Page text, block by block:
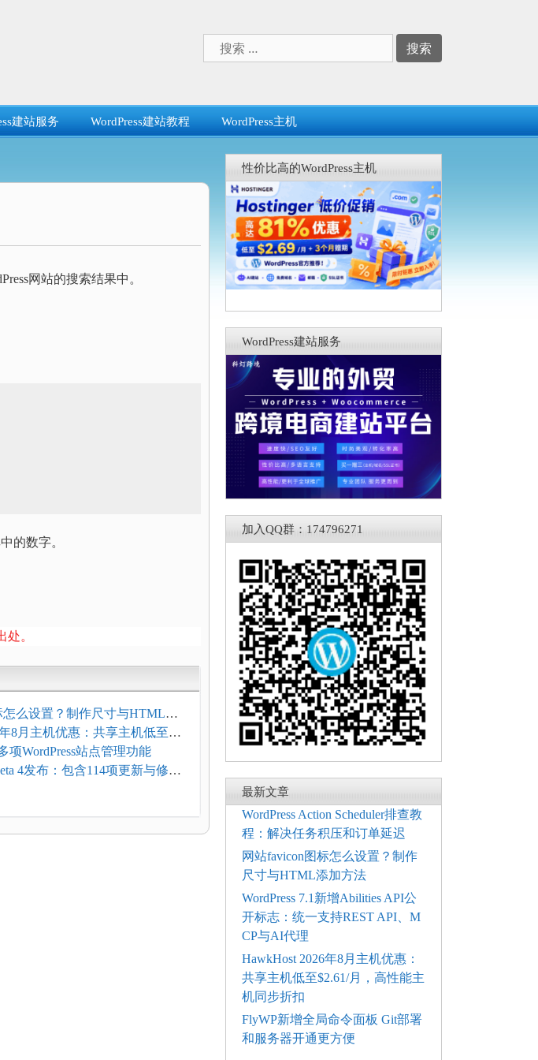
索：
建站服务 WordPress建站教程 WordPress主机
网站的搜索结果中。
的数字。
。
怎么设置？制作尺寸与HTML添
8月主机优惠：共享主机低至
主机同步折扣
项WordPress站点管理功能
4发布：包含114项更新与修
性价比高的WordPress主机
WordPress建站服务
加入QQ群：174796271
最新文章
WordPress Action Scheduler排查教
程：解决任务积压和订单延迟
网站favicon图标怎么设置？制作
尺寸与HTML添加方法
WordPress 7.1新增Abilities API公
开标志：统一支持REST API、M
CP与AI代理
HawkHost 2026年8月主机优惠：
共享主机低至$2.61/月，高性能主
机同步折扣
FlyWP新增全局命令面板 Git部署
和服务器开通更方便